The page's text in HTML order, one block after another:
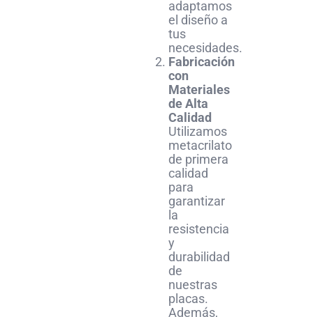
adaptamos
el diseño a
tus
necesidades.
Fabricación
con
Materiales
de Alta
Calidad
Utilizamos
metacrilato
de primera
calidad
para
garantizar
la
resistencia
y
durabilidad
de
nuestras
placas.
Además,